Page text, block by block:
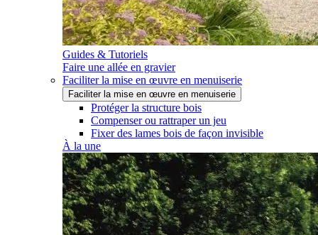
Guides & Tutoriels
Faire une allée en gravier
Faciliter la mise en œuvre en menuiserie
Faciliter la mise en œuvre en menuiserie
Protéger la structure bois
Compenser ou rattraper un jeu
Fixer des lames bois de façon invisible
À la une